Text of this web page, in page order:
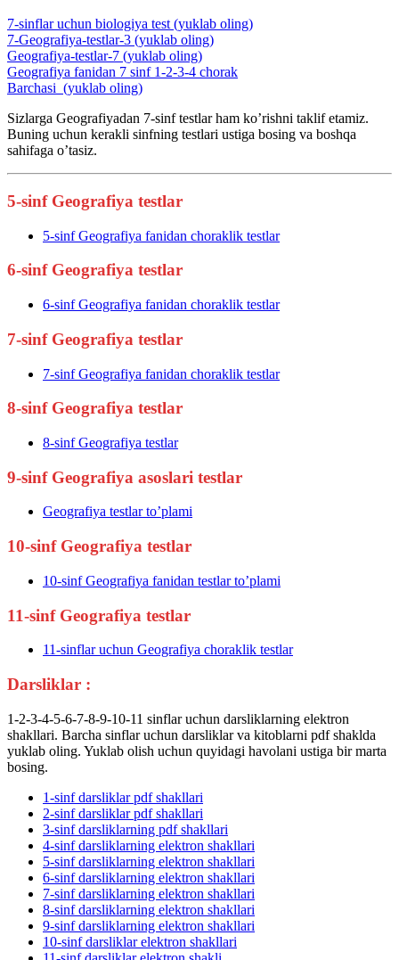
7-sinflar uchun biologiya test (yuklab oling)
7-Geografiya-testlar-3 (yuklab oling)
Geografiya-testlar-7 (yuklab oling)
Geografiya fanidan 7 sinf 1-2-3-4 chorak
Barchasi (yuklab oling)
Sizlarga Geografiyadan 7-sinf testlar ham ko’rishni taklif etamiz.
Buning uchun kerakli sinfning testlari ustiga bosing va boshqa
sahifaga o’tasiz.
5-sinf Geografiya testlar
5-sinf Geografiya fanidan choraklik testlar
6-sinf Geografiya testlar
6-sinf Geografiya fanidan choraklik testlar
7-sinf Geografiya testlar
7-sinf Geografiya fanidan choraklik testlar
8-sinf Geografiya testlar
8-sinf Geografiya testlar
9-sinf Geografiya asoslari testlar
Geografiya testlar to’plami
10-sinf Geografiya testlar
10-sinf Geografiya fanidan testlar to’plami
11-sinf Geografiya testlar
11-sinflar uchun Geografiya choraklik testlar
Darsliklar :
1-2-3-4-5-6-7-8-9-10-11 sinflar uchun darsliklarning elektron
shakllari. Barcha sinflar uchun darsliklar va kitoblarni pdf shaklda
yuklab oling. Yuklab olish uchun quyidagi havolani ustiga bir marta
bosing.
1-sinf darsliklar pdf shakllari
2-sinf darsliklar pdf shakllari
3-sinf darsliklarning pdf shakllari
4-sinf darsliklarning elektron shakllari
5-sinf darsliklarning elektron shakllari
6-sinf darsliklarning elektron shakllari
7-sinf darsliklarning elektron shakllari
8-sinf darsliklarning elektron shakllari
9-sinf darsliklarning elektron shakllari
10-sinf darsliklar elektron shakllari